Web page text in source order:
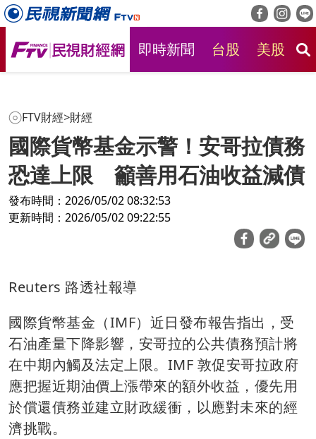
即時新聞 台股 美股
FTV財經>財經
國際貨幣基金示警！安哥拉債務
恐達上限 籲善用石油收益減債
發布時間：2026/05/02 08:32:53
更新時間：2026/05/02 09:22:55
Reuters 路透社報導
國際貨幣基金（IMF）近日發布報告指出，受
石油產量下降影響，安哥拉的公共債務預計將
在中期內觸及法定上限。IMF 敦促安哥拉政府
應把握近期油價上漲帶來的額外收益，優先用
於償還債務並建立財政緩衝，以應對未來的經
濟挑戰。